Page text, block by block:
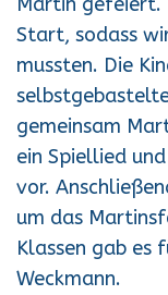
Start, sodass
mussten. Die
gemeinsam
ein Spiellied
vor.
um das
Klassen gab es
Weckmann.